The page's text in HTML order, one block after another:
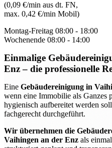
(0,09 €/min aus dt. FN,
max. 0,42 €/min Mobil)
Montag-Freitag 08:00 - 18:00
Wochenende 08:00 - 14:00
Einmalige
Enz– die professionelle
Eine Gebäudereinigung in
wenn eine Immobilie als Ganzes
hygienisch aufbereitet werden
fachgerecht durchgeführt.
Wir übernehmen die
Vaihingen an der Enz als